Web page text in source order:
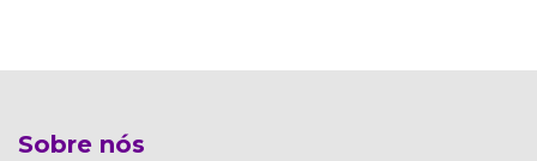
Sobre nós